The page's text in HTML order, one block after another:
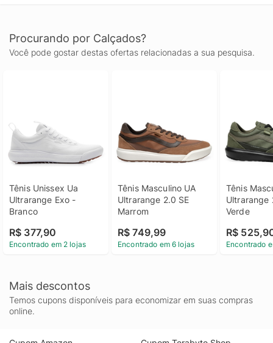
Procurando por Calçados?
Você pode gostar destas ofertas relacionadas a sua pesquisa.
Tênis Unissex Ua
Ultrarange Exo -
Branco
R$ 377,90
Encontrado em 2 lojas
Tênis Masculino UA
Ultrarange 2.0 SE
Marrom
R$ 749,99
Encontrado em 6 lojas
Tênis
Ultrarange
Verde
R$
Encontrado
Mais descontos
Temos cupons disponíveis para economizar em suas compras
online.